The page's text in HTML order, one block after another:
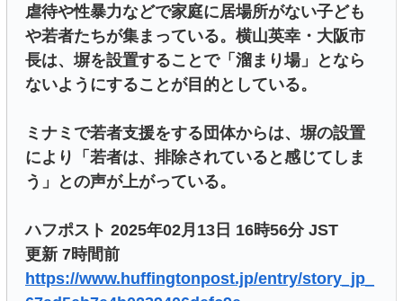
虐待や性暴力などで家庭に居場所がない子ども
や若者たちが集まっている。横山英幸・大阪市
長は、塀を設置することで「溜まり場」となら
ないようにすることが目的としている。
ミナミで若者支援をする団体からは、塀の設置
により「若者は、排除されていると感じてしま
う」との声が上がっている。
ハフポスト 2025年02月13日 16時56分 JST
更新 7時間前
https://www.huffingtonpost.jp/entry/story_jp_